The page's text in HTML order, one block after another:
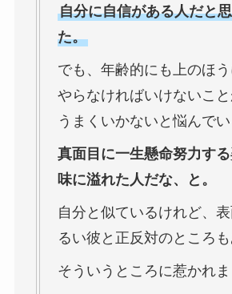
自分に自信がある人だと
た。
でも、年齢的にも上のほう
やらなければいけないこ
うまくいかないと悩んでい
真面目に一生懸命努力す
味に溢れた人だな、と。
自分と似ているけれど、
るい彼と正反対のところも
そういうところに惹かれま